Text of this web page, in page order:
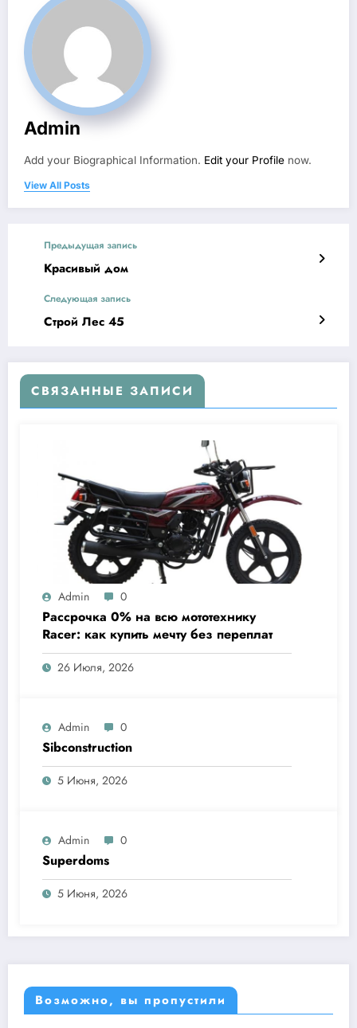
Admin
Add your Biographical Information. Edit your Profile now.
View All Posts
Предыдущая запись
Красивый дом
Следующая запись
Строй Лес 45
СВЯЗАННЫЕ ЗАПИСИ
Admin 0
Рассрочка 0% на всю мототехнику
Racer: как купить мечту без переплат
26 Июля, 2026
Admin 0
Sibconstruction
5 Июня, 2026
Admin 0
Superdoms
5 Июня, 2026
Возможно, вы пропустили